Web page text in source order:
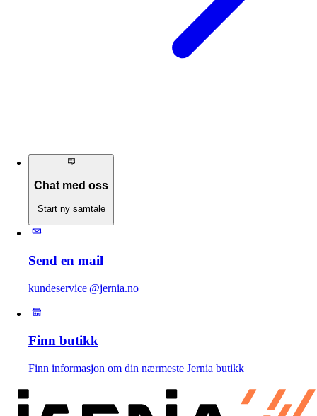
Chat med oss
Start ny samtale
Send en mail
kundeservice @jernia.no
Finn butikk
Finn informasjon om din nærmeste Jernia butikk